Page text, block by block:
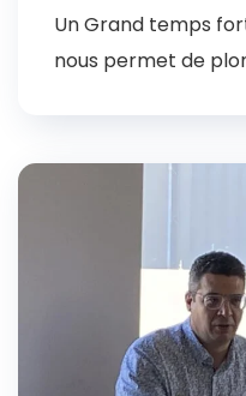
Un Grand temps
nous permet de